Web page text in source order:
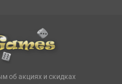
об акциях и скидках